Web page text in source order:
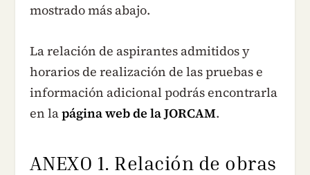
mostrado más abajo.
La relación de aspirantes admitidos y
horarios de realización de las pruebas e
información adicional podrás encontrarla
en lapágina web de la JORCAM.
ANEXO 1. Relación de obras